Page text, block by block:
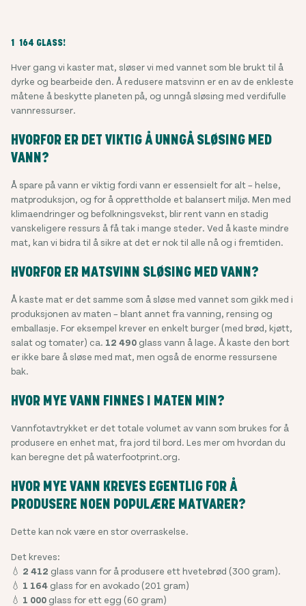
1 164 GLASS!
Hver gang vi kaster mat, sløser vi med vannet som ble brukt til å
dyrke og bearbeide den. Å redusere matsvinn er en av de enkleste
måtene å beskytte planeten på, og unngå sløsing med verdifulle
vannressurser.
HVORFOR ER DET VIKTIG Å UNNGÅ SLØSING MED
VANN?
Å spare på vann er viktig fordi vann er essensielt for alt – helse,
matproduksjon, og for å opprettholde et balansert miljø. Men med
klimaendringer og befolkningsvekst, blir rent vann en stadig
vanskeligere ressurs å få tak i mange steder. Ved å kaste mindre
mat, kan vi bidra til å sikre at det er nok til alle nå og i fremtiden.
HVORFOR ER MATSVINN SLØSING MED VANN?
Å kaste mat er det samme som å sløse med vannet som gikk med i
produksjonen av maten – blant annet fra vanning, rensing og
emballasje. For eksempel krever en enkelt burger (med brød, kjøtt,
salat og tomater) ca. 12 490 glass vann å lage. Å kaste den bort
er ikke bare å sløse med mat, men også de enorme ressursene
bak.
HVOR MYE VANN FINNES I MATEN MIN?
Vannfotavtrykket er det totale volumet av vann som brukes for å
produsere en enhet mat, fra jord til bord. Les mer om hvordan du
kan beregne det på waterfootprint.org.
HVOR MYE VANN KREVES EGENTLIG FOR Å
PRODUSERE NOEN POPULÆRE MATVARER?
Dette kan nok være en stor overraskelse.
Det kreves:
💧 2 412 glass vann for å produsere ett hvetebrød (300 gram).
💧 1 164 glass for en avokado (201 gram)
💧 1 000 glass for ett egg (60 gram)